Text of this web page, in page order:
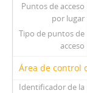
Puntos de acceso
por lugar
Tipo de puntos de
acceso
Área de control
Identificador de la